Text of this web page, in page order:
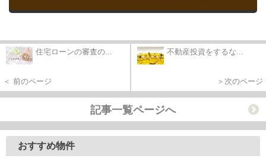
住宅ローンの審査の...
＜ 前のページ
不動産投資をするな...
＞次のページ
記事一覧ページへ
おすすめ物件